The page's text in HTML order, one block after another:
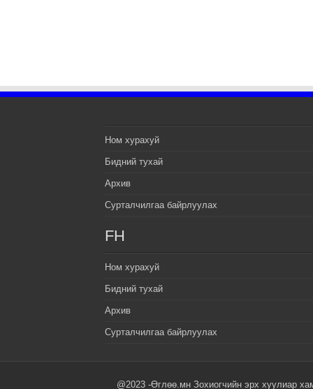
Ном хурахуй
Бидний тухай
Архив
Сурталчилгаа байрлуулах
FH
Ном хурахуй
Бидний тухай
Архив
Сурталчилгаа байрлуулах
@2023 -Өглөө.мн Зохиогчийн эрх хуулиар